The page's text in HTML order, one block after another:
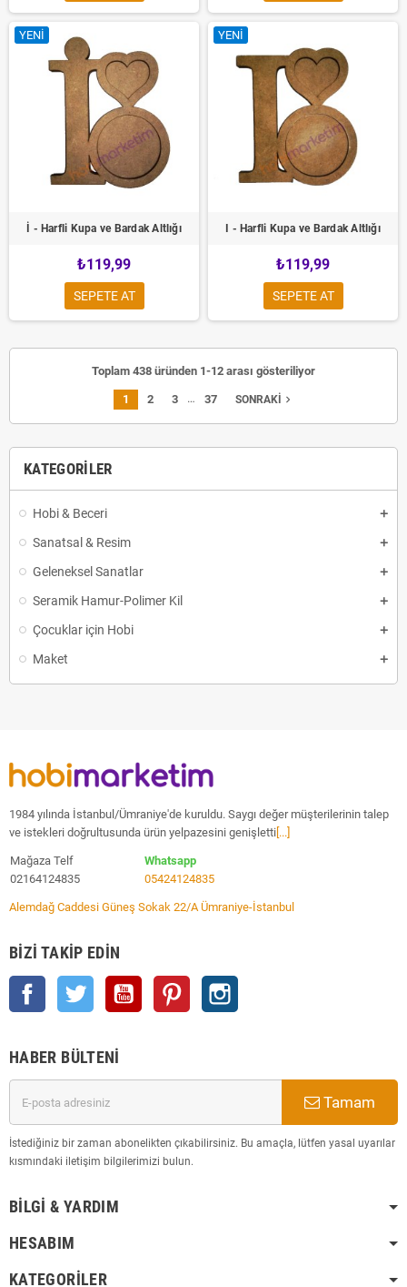
KATEGORILER
Hobi & Beceri
Sanatsal & Resim
Geleneksel Sanatlar
Seramik Hamur-Polimer Kil
Çocuklar için Hobi
Maket
YENI
İ - Harfli Kupa ve Bardak Altlığı
₺119,99
SEPETE AT
YENI
I - Harfli Kupa ve Bardak Altlığı
₺119,99
SEPETE AT
Toplam 438 üründen 1-12 arası gösteriliyor
1 2 3 … 37 SONRAKI navigate_next
1984 yılında İstanbul/Ümraniye'de kuruldu. Saygı değer müşterilerinin talep
ve istekleri doğrultusunda ürün yelpazesini genişletti [...]
Mağaza Telf
02164124835
Whatsapp
05424124835
Alemdağ Caddesi Güneş Sokak 22/A Ümraniye-İstanbul
BIZI TAKIP EDIN
Facebook Twitter YouTube Pinterest
HABER BÜLTENI
Tamam
İstediğiniz bir zaman abonelikten çıkabilirsiniz. Bu amaçla, lütfen yasal uyarılar
kısmındaki iletişim bilgilerimizi bulun.
BILGI & YARDIM
HESABIM
KATEGORILER